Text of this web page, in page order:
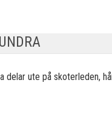
delar ute på skoterleden,